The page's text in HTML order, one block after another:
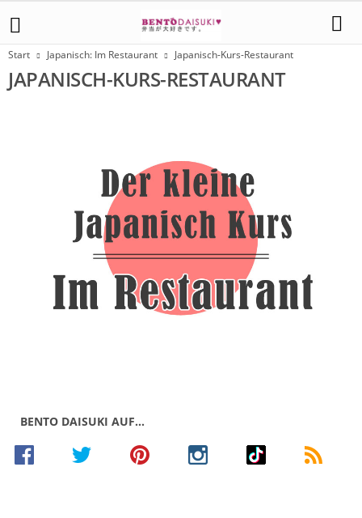
Start Japanisch: Im Restaurant Japanisch-Kurs-Restaurant
JAPANISCH-KURS-RESTAURANT
BENTO DAISUKI AUF…